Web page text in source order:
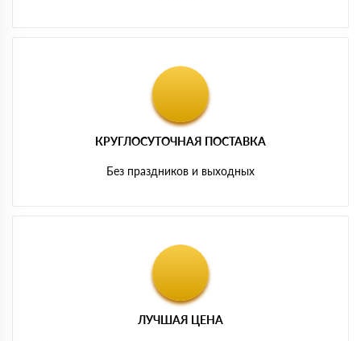
КРУГЛОСУТОЧНАЯ ПОСТАВКА
Без праздников и выходных
ЛУЧШАЯ ЦЕНА